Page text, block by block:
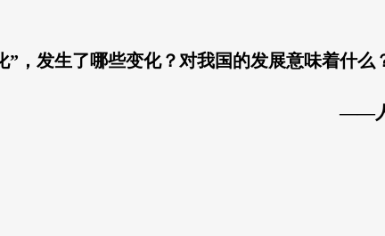
，发生了哪些变化？对我国的发展意味着什么
——